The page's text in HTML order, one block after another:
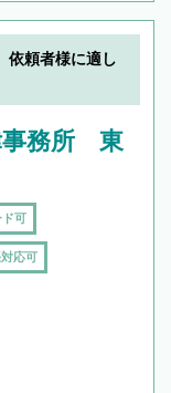
依頼者様に適し
事務所 東
ド可
応可